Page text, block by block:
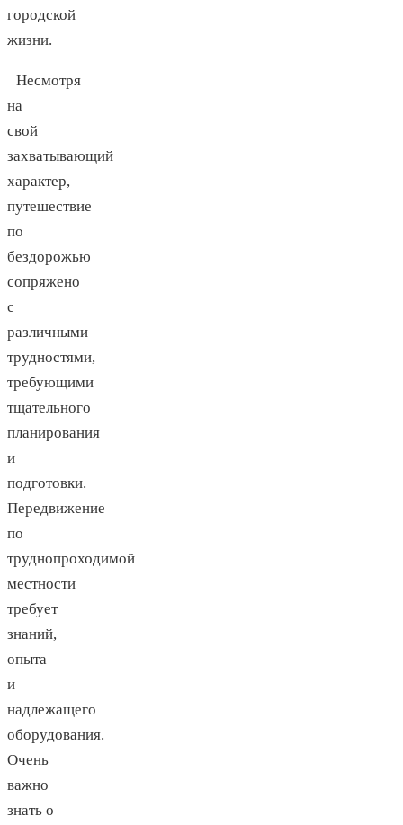
городской
жизни.
Несмотря
на
свой
захватывающий
характер,
путешествие
по
бездорожью
сопряжено
с
различными
трудностями,
требующими
тщательного
планирования
и
подготовки.
Передвижение
по
труднопроходимой
местности
требует
знаний,
опыта
и
надлежащего
оборудования.
Очень
важно
знать о